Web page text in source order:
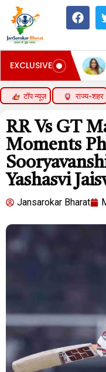
EXCLUSIVE
सोनाक्षी सिन्हा पर बीजेपी-
टॉप न्यूज़ राज्य-शहर
RR Vs GT
Moments
Yashasvi
Jansarokar Bharat